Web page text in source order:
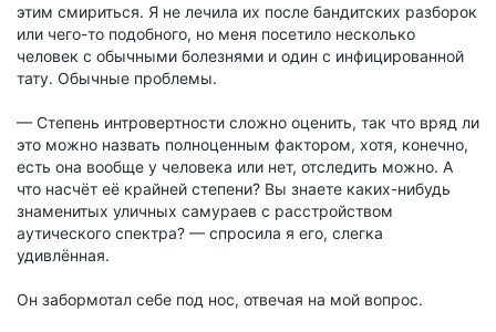
этим смириться. Я не лечила их после бандитских разборок
или чего-то подобного, но меня посетило несколько
человек с обычными болезнями и один с инфицированной
тату. Обычные проблемы.
— Степень интровертности сложно оценить, так что вряд ли
это можно назвать полноценным фактором, хотя, конечно,
есть она вообще у человека или нет, отследить можно. А
что насчёт её крайней степени? Вы знаете каких-нибудь
знаменитых уличных самураев с расстройством
аутического спектра? — спросила я его, слегка
удивлённая.
Он забормотал себе под нос, отвечая на мой вопрос.